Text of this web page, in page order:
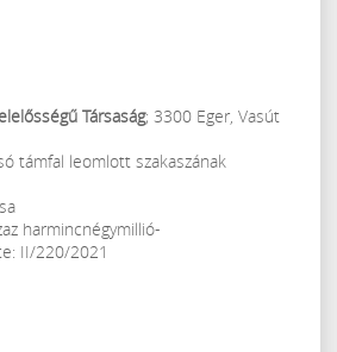
Társaság; 3300 Eger, Vasút
támfal leomlott szakaszának
harmincnégymillió-
II/220/2021